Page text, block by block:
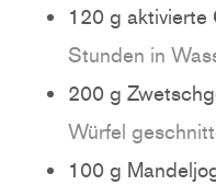
120 g aktivierte
Stunden in
200 g
Würfel
100 g